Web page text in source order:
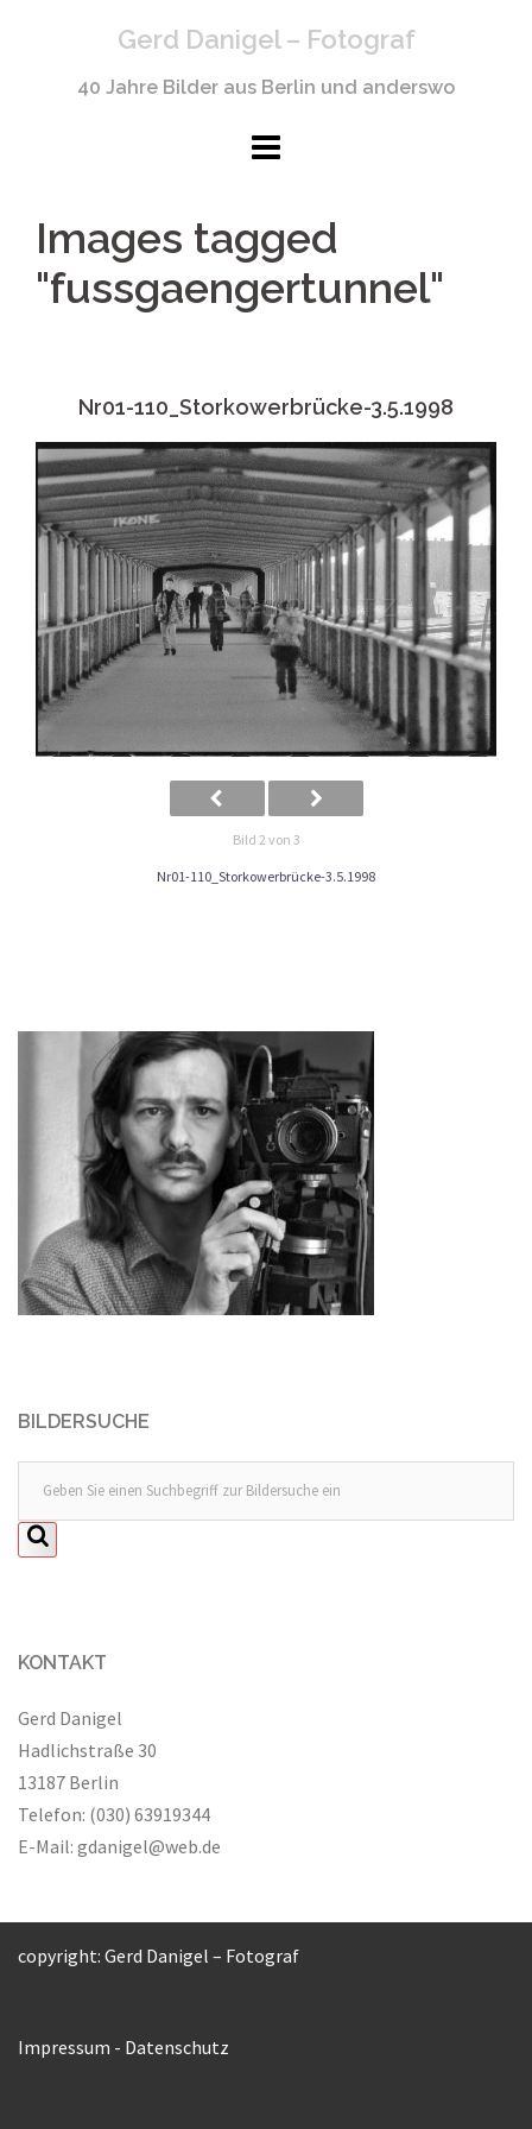
Gerd Danigel – Fotograf
40 Jahre Bilder aus Berlin und anderswo
Images tagged
"fussgaengertunnel"
Nr01-110_Storkowerbrücke-3.5.1998
Bild 2 von 3
Nr01-110_Storkowerbrücke-3.5.1998
BILDERSUCHE
KONTAKT
Gerd Danigel
Hadlichstraße 30
13187 Berlin
Telefon: (030) 63919344
E-Mail: gdanigel@web.de
copyright: Gerd Danigel – Fotograf
Impressum - Datenschutz